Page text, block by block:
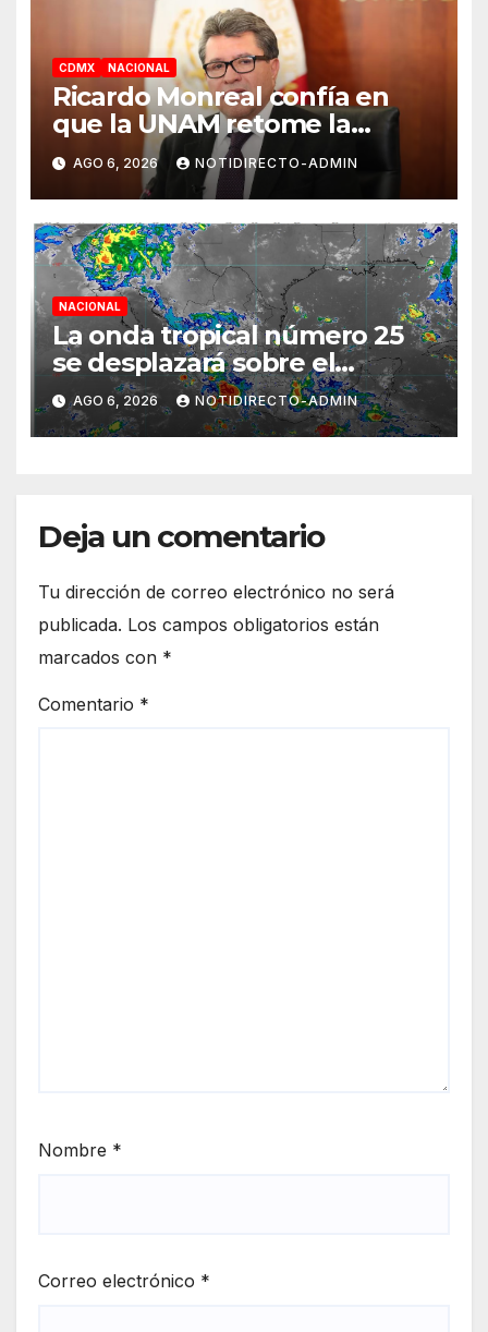
CDMX NACIONAL
Ricardo Monreal confía en
que la UNAM retome la
normalidad e inicie el
semestre mediante el diálogo
AGO 6, 2026 NOTIDIRECTO-ADMIN
NACIONAL
La onda tropical número 25
se desplazará sobre el
sureste mexicano
AGO 6, 2026 NOTIDIRECTO-ADMIN
Deja un comentario
Tu dirección de correo electrónico no será
publicada. Los campos obligatorios están
marcados con *
Comentario *
Nombre *
Correo electrónico *